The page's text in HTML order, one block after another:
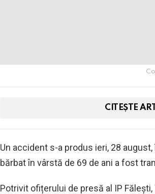
CITEȘTE
Un accident s-a produs ieri, 28
bărbat în vârstă de 69 de ani a fost
Potrivit ofițerului de presă al IP Fălești,